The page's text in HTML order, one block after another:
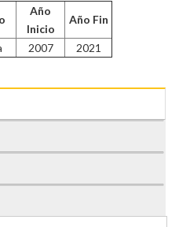
Año
Inicio
Año Fin
2007 2021